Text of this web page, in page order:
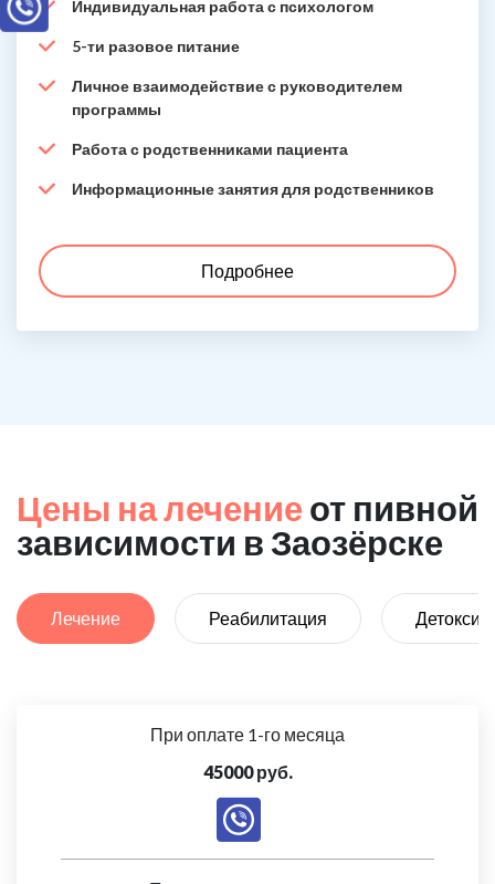
Индивидуальная работа с психологом
5-ти разовое питание
Личное взаимодействие с руководителем
программы
Работа с родственниками пациента
Информационные занятия для родственников
Подробнее
Цены на лечение от пивной
зависимости в Заозёрске
Лечение Реабилитация
При оплате 1-го месяца
45000 руб.